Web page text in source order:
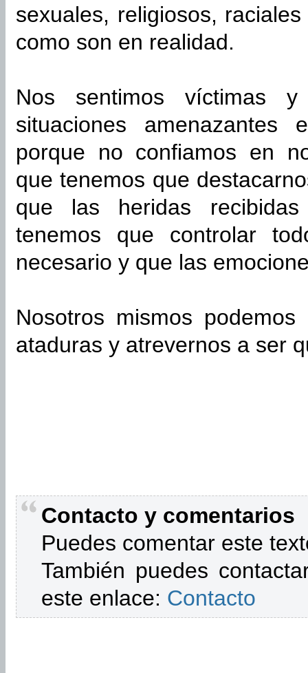
sexuales, religiosos,
como son en realidad.
Nos sentimos víctimas
situaciones amenazantes
porque no confiamos en
que tenemos que
que las heridas
tenemos que controlar
necesario y que las
Nosotros mismos
ataduras y atrevernos a ser
Contacto y comentarios
Puedes comentar este
También puedes
este enlace: Contacto